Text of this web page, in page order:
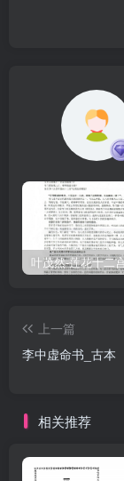
上一篇
李中虚命书_古本
相关推荐